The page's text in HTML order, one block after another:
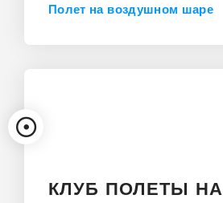
Полет на воздушном шаре
КЛУБ ПОЛЕТЫ НА